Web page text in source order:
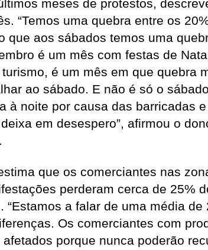
meses de protestos,
“Temos uma quebra entre os
que aos sábados temos uma
é um mês com festas de
é um mês em que quebra
ao sábado. E não é só o
à noite por causa das barricadas
em desespero”, afirmou o
que os comerciantes nas
perderam cerca de 25%
“Estamos a falar de uma média de
Os comerciantes com
porque nunca poderão